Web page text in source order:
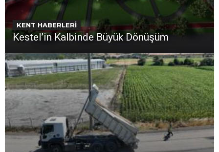
KENT HABERLERİ
Kestel’in Kalbinde Büyük Dönüşüm